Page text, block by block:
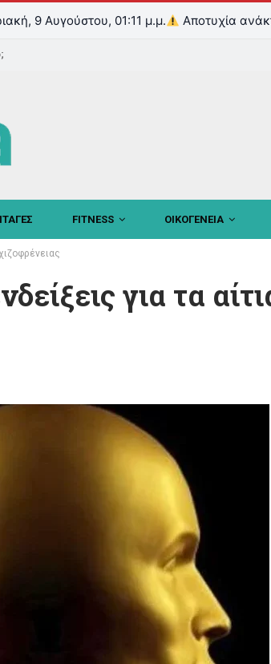
9 Αυγούστου, 01:11 μ.μ. Αποτυχία
FITNESS ΟΙΚΟΓΕΝΕΙΑ
για τα